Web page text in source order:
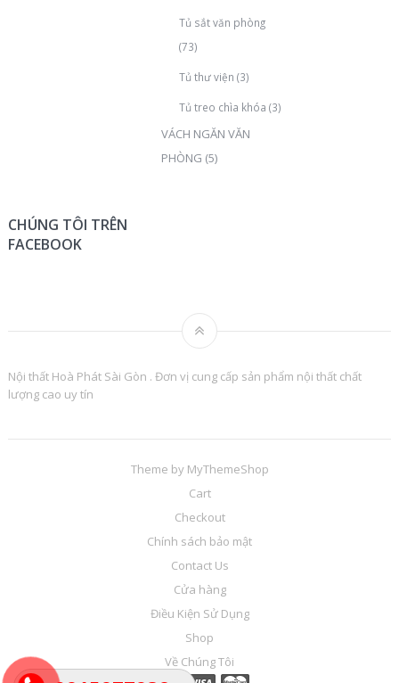
Tủ sắt văn phòng
(73)
Tủ thư viện (3)
Tủ treo chìa khóa (3)
VÁCH NGĂN VĂN
PHÒNG (5)
CHÚNG TÔI TRÊN
FACEBOOK
Nội thất Hoà Phát Sài Gòn . Đơn vị cung cấp sản phẩm nội thất chất
lượng cao uy tín
Theme by MyThemeShop
Cart
Checkout
Chính sách bảo mật
Contact Us
Cửa hàng
Điều Kiện Sử Dụng
Shop
Về Chúng Tôi